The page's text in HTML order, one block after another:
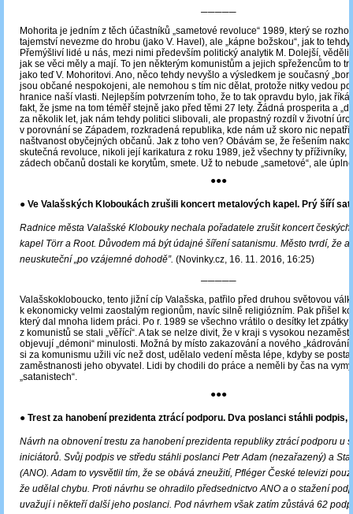
─────
Mohorita je jedním z těch účastníků „sametové revoluce“ 1989, který se
tajemství nevezme do hrobu (jako V. Havel), ale „kápne božskou“, jak to
Přemýšliví lidé u nás, mezi nimi především politický analytik M. Dolejší, věděli
jak se věci měly a mají. To jen některým komunistům a jejich spřežencům to
jako teď V. Mohoritovi. Ano, něco tehdy nevyšlo a výsledkem je současný
jsou občané nespokojeni, ale nemohou s tím nic dělat, protože nitky vedou
hranice naší vlasti. Nejlepším potvrzením toho, že to tak opravdu bylo, jak říká
fakt, že jsme na tom téměř stejně jako před těmi 27 lety. Žádná prosperita a
za několik let, jak nám tehdy politici slibovali, ale propastný rozdíl v životní
v porovnání se Západem, rozkradená republika, kde nám už skoro nic
naštvanost obyčejných občanů. Jak z toho ven? Obávám se, že řešením
skutečná revoluce, nikoli její karikatura z roku 1989, jež všechny ty příživníky,
zádech občanů dostali ke korytům, smete. Už to nebude „sametové“, ale
●●●
● Ve Valašských Kloboukách zrušili koncert metalových kapel. Prý šíří
Radnice města Valašské Klobouky nechala pořadatele zrušit koncert
kapel Törr a Root. Důvodem má být údajné šíření satanismu. Město tvrdí, že
neuskuteční „po vzájemné dohodě”. (Novinky.cz, 16. 11. 2016, 16:25)
─────
Valašskokloboucko, tento jižní cíp Valašska, patřilo před druhou světovou
k ekonomicky velmi zaostalým regionům, navíc silně religiózním. Pak přišel
který dal mnoha lidem práci. Po r. 1989 se všechno vrátilo o desítky let zpátky
z komunistů se stali „věřící“. A tak se nelze divit, že v kraji s vysokou
objevují „démoni“ minulosti. Možná by místo zakazování a nového
si za komunismu užili víc než dost, udělalo vedení města lépe, kdyby se
zaměstnanosti jeho obyvatel. Lidi by chodili do práce a neměli by čas na
„satanistech“.
●●●
● Trest za hanobení prezidenta ztrácí podporu. Dva poslanci stáhli podpis,
Návrh na obnovení trestu za hanobení prezidenta republiky ztrácí podporu u
iniciátorů. Svůj podpis ve středu stáhli poslanci Petr Adam (nezařazený) a
(ANO). Adam to vysvětlil tím, že se obává zneužití, Pfléger České televizi
že udělal chybu. Proti návrhu se ohradilo předsednictvo ANO a o stažení
uvažují i někteří další jeho poslanci. Pod návrhem však zatím zůstává 62